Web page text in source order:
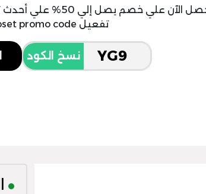
احصل الآن علي خصم
تفعيل vogacloset promo code الجديد
نسخ الكود